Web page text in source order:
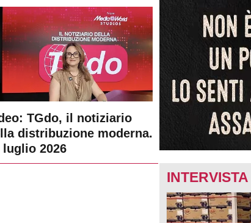
TGdo, il notiziario
distribuzione moderna.
luglio 2026
INTERVISTA